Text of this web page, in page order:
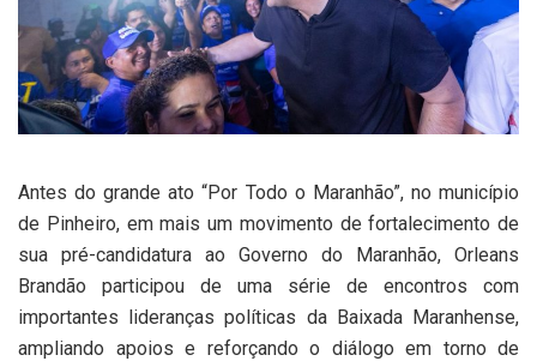
Antes do grande ato “Por Todo o Maranhão”, no município
de Pinheiro, em mais um movimento de fortalecimento de
sua pré-candidatura ao Governo do Maranhão, Orleans
Brandão participou de uma série de encontros com
importantes lideranças políticas da Baixada Maranhense,
ampliando apoios e reforçando o diálogo em torno de